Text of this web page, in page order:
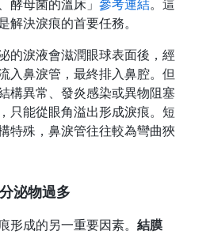
酵母菌的溫床」 參考連結。這
解決淚痕的首要任務。
的淚液會滋潤眼球表面後，經
入鼻淚管，最終排入鼻腔。但
構異常、發炎感染或異物阻塞
只能從眼角溢出形成淚痕。短
特殊，鼻淚管往往較為彎曲狹
泌物過多
形成的另一重要因素。 結膜